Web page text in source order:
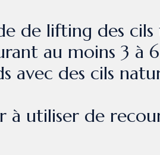
de lifting des
au moins 3 à
avec des cils
à utiliser de